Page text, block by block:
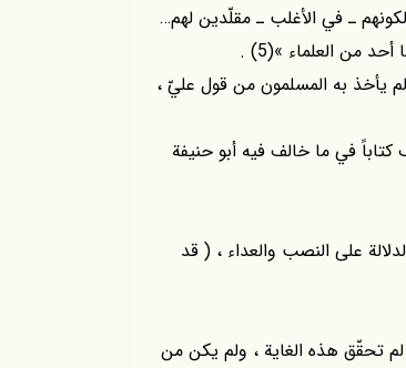
ـ في الأغلب ـ مقلّدين لهم…
من العلماء »(5) .
يأخذ به المسلمون من قول عليّ ،
في ما خالف فيه أبو حنيفة
على النصب والعداء ، ( قد
لم تحقّق هذه الغاية ، ولم يكن من